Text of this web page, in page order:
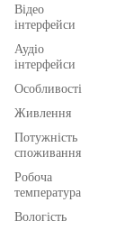
Відео
інтерфейси
Аудіо
інтерфейси
Особливості
Живлення
Потужність
споживання
Робоча
температура
Вологість